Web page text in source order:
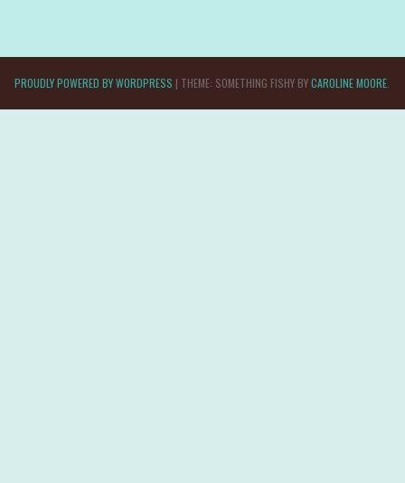
PROUDLY POWERED BY WORDPRESS | THEME: SOMETHING FISHY BYCAROLINE MOORE